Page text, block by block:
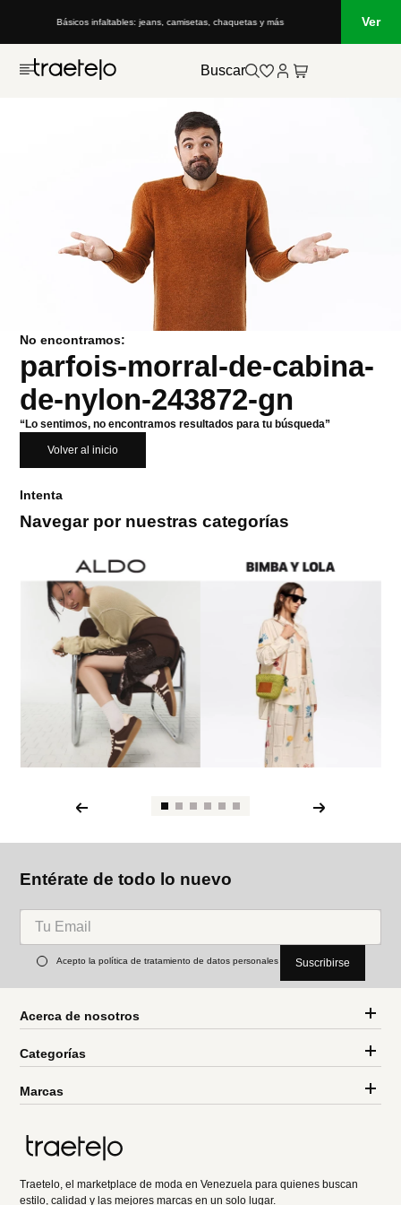
Básicos infaltables: jeans, camisetas, chaquetas y más Ver
Buscar
No encontramos:
parfois-morral-de-cabina-
de-nylon-243872-gn
“Lo sentimos, no encontramos resultados para tu búsqueda”
Volver al inicio
Intenta
Navegar por nuestras categorías
Entérate de todo lo nuevo
Acepto la política de tratamiento de datos personales Suscribirse
Acerca de nosotros
Categorías
Marcas
Traetelo, el marketplace de moda en Venezuela para quienes buscan
estilo, calidad y las mejores marcas en un solo lugar.